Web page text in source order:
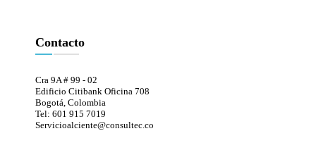
Contacto
Cra 9A # 99 - 02
Edificio Citibank Oficina 708
Bogotá, Colombia
Tel: 601 915 7019
Servicioalciente@consultec.co